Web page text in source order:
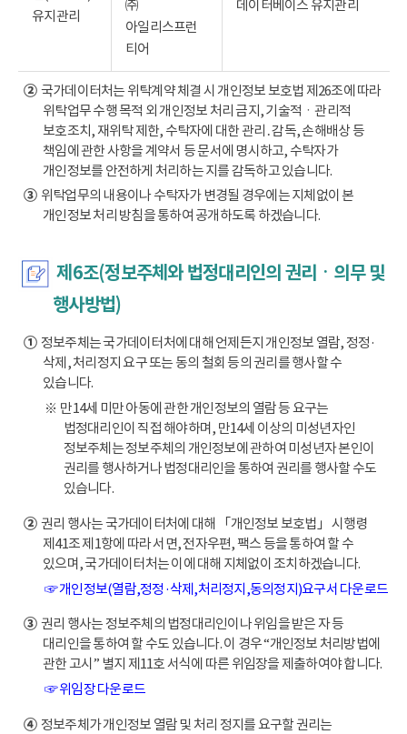
유지관리
㈜
아일리스프런
티어
데이터베이스 유지관리
②국가데이터처는 위탁계약 체결 시 개인정보 보호법 제26조에 따라
위탁업무 수행 목적 외 개인정보 처리 금지, 기술적ㆍ관리적
보호조치, 재위탁 제한, 수탁자에 대한 관리․감독, 손해배상 등
책임에 관한 사항을 계약서 등 문서에 명시하고, 수탁자가
개인정보를 안전하게 처리하는 지를 감독하고 있습니다.
③위탁업무의 내용이나 수탁자가 변경될 경우에는 지체없이 본
개인정보 처리 방침을 통하여 공개하도록 하겠습니다.
제6조(정보주체와 법정대리인의 권리ㆍ의무 및
행사방법)
①정보주체는 국가데이터처에 대해 언제든지 개인정보 열람, 정정·
삭제, 처리정지 요구 또는 동의 철회 등의 권리를 행사할 수
있습니다.
※ 만14세 미만 아동에 관한 개인정보의 열람 등 요구는
법정대리인이 직접 해야하며, 만14세 이상의 미성년자인
정보주체는 정보주체의 개인정보에 관하여 미성년자 본인이
권리를 행사하거나 법정대리인을 통하여 권리를 행사할 수도
있습니다.
②권리 행사는 국가데이터처에 대해 「개인정보 보호법」 시행령
제41조 제1항에 따라 서면, 전자우편, 팩스 등을 통하여 할 수
있으며, 국가데이터처는 이에 대해 지체없이 조치하겠습니다.
☞ 개인정보(열람,정정·삭제,처리정지,동의정지)요구서 다운로드
③권리 행사는 정보주체의 법정대리인이나 위임을 받은 자 등
대리인을 통하여 할 수도 있습니다. 이 경우 “개인정보 처리방법에
관한 고시” 별지 제11호 서식에 따른 위임장을 제출하여야 합니다.
☞ 위임장 다운로드
④정보주체가 개인정보 열람 및 처리 정지를 요구할 권리는